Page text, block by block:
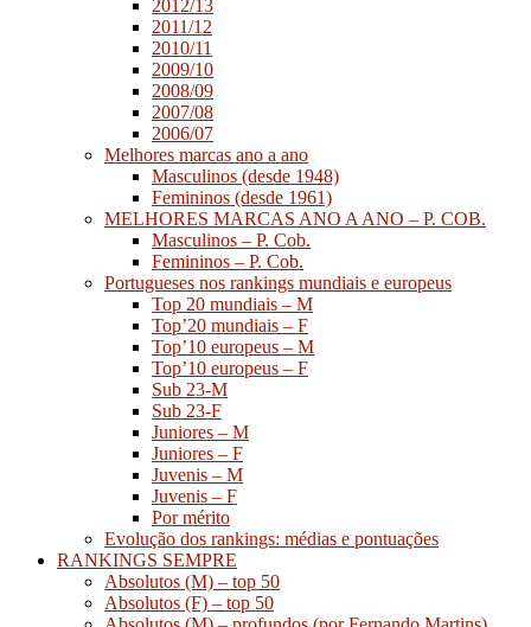
2012/13
2011/12
2010/11
2009/10
2008/09
2007/08
2006/07
Melhores marcas ano a ano
Masculinos (desde 1948)
Femininos (desde 1961)
MELHORES MARCAS ANO A ANO – P. COB.
Masculinos – P. Cob.
Femininos – P. Cob.
Portugueses nos rankings mundiais e europeus
Top 20 mundiais – M
Top’20 mundiais – F
Top’10 europeus – M
Top’10 europeus – F
Sub 23-M
Sub 23-F
Juniores – M
Juniores – F
Juvenis – M
Juvenis – F
Por mérito
Evolução dos rankings: médias e pontuações
RANKINGS SEMPRE
Absolutos (M) – top 50
Absolutos (F) – top 50